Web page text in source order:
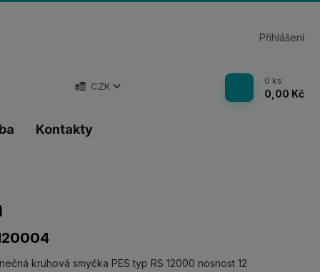
Kontakty
CZK
Přihlášení
0 ks
0,00 Kč
kruhová smyčka PES typ RS 12000 nosnost 12